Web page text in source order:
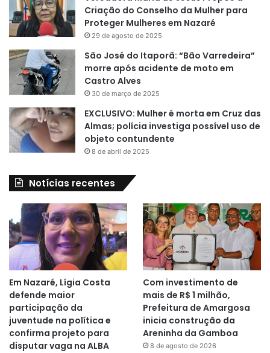
Criação do Conselho da Mulher para
Proteger Mulheres em Nazaré
29 de agosto de 2025
São José do Itaporã: “Bão Varredeira”
morre após acidente de moto em
Castro Alves
30 de março de 2025
EXCLUSIVO: Mulher é morta em Cruz das
Almas; polícia investiga possível uso de
objeto contundente
8 de abril de 2025
Notícias recentes
Em Nazaré, Lígia Costa
defende maior
participação da
juventude na política e
confirma projeto para
disputar vaga na ALBA
Com investimento de
mais de R$ 1 milhão,
Prefeitura de Amargosa
inicia construção da
Areninha da Gamboa
8 de agosto de 2026